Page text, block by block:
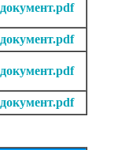
документ.pdf
документ.pdf
документ.pdf
документ.pdf